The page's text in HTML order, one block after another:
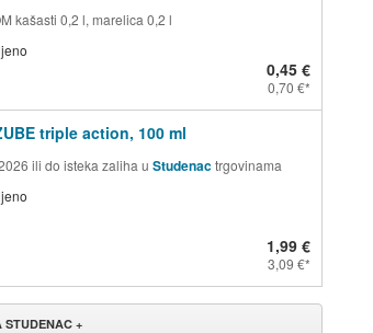
kašasti 0,2 l, marelica 0,2 l
0,45 €
0,70 €
triple action, 100 ml
ili do isteka zaliha u Studenactrgovinama
1,99 €
3,09 €
STUDENAC +